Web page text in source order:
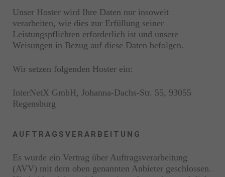
Unser Hoster wird Ihre Daten nur insoweit
verarbeiten, wie dies zur Erfüllung seiner
Leistungspflichten erforderlich ist und unsere
Weisungen in Bezug auf diese Daten befolgen.
Wir setzen folgenden Hoster ein:
InterNetX GmbH, Johanna-Dachs-Str. 55, 93055
Regensburg
AUFTRAGSVERARBEITUNG
Es wurde ein Vertrag über Auftragsverarbeitung
(AVV) mit dem oben genannten Anbieter geschlossen.